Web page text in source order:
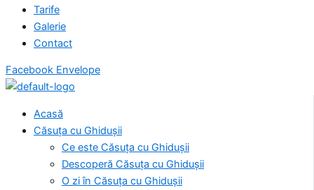
Tarife
Galerie
Contact
Facebook Envelope
Acasă
Căsuța cu Ghidușii
Ce este Căsuța cu Ghidușii
Descoperă Căsuța cu Ghidușii
O zi în Căsuța cu Ghidușii